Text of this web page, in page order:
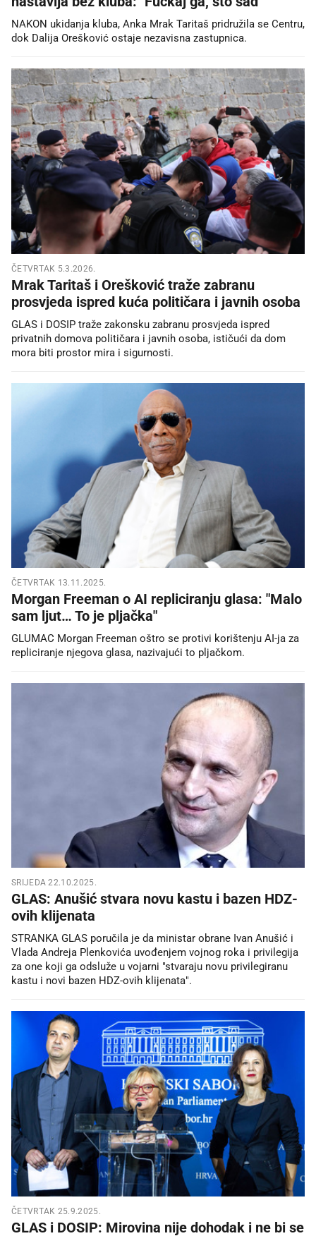
NAKON ukidanja kluba, Anka Mrak Taritaš pridružila se Centru,
dok Dalija Orešković ostaje nezavisna zastupnica.
ČETVRTAK 5.3.2026.
Mrak Taritaš i Orešković traže zabranu
prosvjeda ispred kuća političara i javnih osoba
GLAS i DOSIP traže zakonsku zabranu prosvjeda ispred
privatnih domova političara i javnih osoba, ističući da dom
mora biti prostor mira i sigurnosti.
ČETVRTAK 13.11.2025.
Morgan Freeman o AI repliciranju glasa: "Malo
sam ljut… To je pljačka"
GLUMAC Morgan Freeman oštro se protivi korištenju AI-ja za
repliciranje njegova glasa, nazivajući to pljačkom.
SRIJEDA 22.10.2025.
GLAS: Anušić stvara novu kastu i bazen HDZ-
ovih klijenata
STRANKA GLAS poručila je da ministar obrane Ivan Anušić i
Vlada Andreja Plenkovića uvođenjem vojnog roka i privilegija
za one koji ga odsluže u vojarni "stvaraju novu privilegiranu
kastu i novi bazen HDZ-ovih klijenata".
ČETVRTAK 25.9.2025.
GLAS i DOSIP: Mirovina nije dohodak i ne bi se